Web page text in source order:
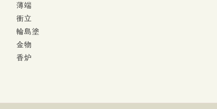
薄端
衝立
輪島塗
金物
香炉